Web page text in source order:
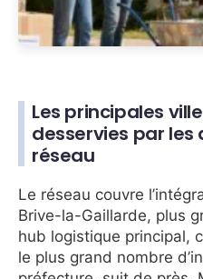
Les principales
desservies par
réseau
Le réseau couvre
Brive-la-Gaillarde, plus
hub logistique principal,
le plus grand nombre